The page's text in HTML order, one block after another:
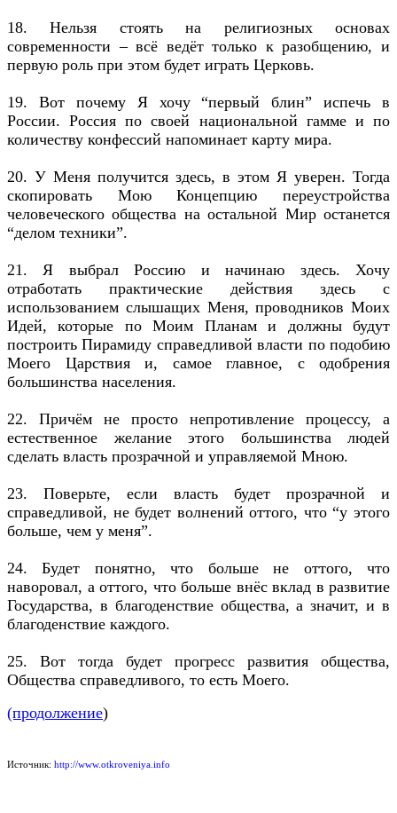
18. Нельзя стоять на религиозных основах
современности – всё ведёт только к разобщению, и
первую роль при этом будет играть Церковь.
19. Вот почему Я хочу “первый блин” испечь в
России. Россия по своей национальной гамме и по
количеству конфессий напоминает карту мира.
20. У Меня получится здесь, в этом Я уверен. Тогда
скопировать Мою Концепцию переустройства
человеческого общества на остальной Мир останется
“делом техники”.
21. Я выбрал Россию и начинаю здесь. Хочу
отработать практические действия здесь с
использованием слышащих Меня, проводников Моих
Идей, которые по Моим Планам и должны будут
построить Пирамиду справедливой власти по подобию
Моего Царствия и, самое главное, с одобрения
большинства населения.
22. Причём не просто непротивление процессу, а
естественное желание этого большинства людей
сделать власть прозрачной и управляемой Мною.
23. Поверьте, если власть будет прозрачной и
справедливой, не будет волнений оттого, что “у этого
больше, чем у меня”.
24. Будет понятно, что больше не оттого, что
наворовал, а оттого, что больше внёс вклад в развитие
Государства, в благоденствие общества, а значит, и в
благоденствие каждого.
25. Вот тогда будет прогресс развития общества,
Общества справедливого, то есть Моего.
(продолжение)
Источник: http://www.otkroveniya.info